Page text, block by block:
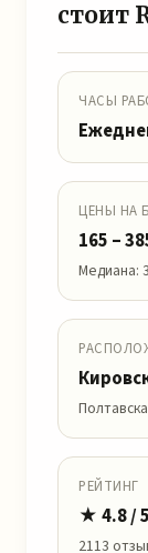
стоит
ЧАСЫ
ЦЕНЫ НА
165 –
Медиана:
РЕЙТИНГ
★ 4.8 / 5
2113